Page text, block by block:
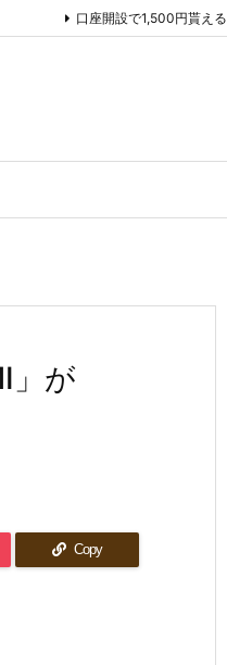
口座開設で1,500円貰える
」が
Copy